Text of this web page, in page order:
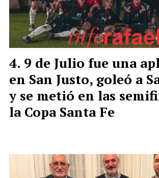
9 de Julio fue una
en San Justo, goleó a
y se metió en las
la Copa Santa Fe